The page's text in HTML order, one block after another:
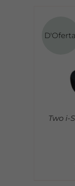
Two i-